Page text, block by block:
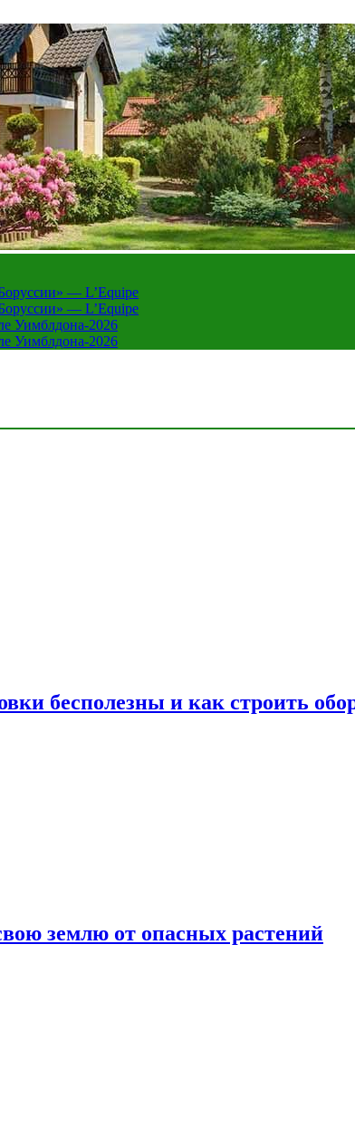
— L’Equipe
— L’Equipe
Уимблдона-2026
Уимблдона-2026
бесполезны и как строить
землю от опасных растений